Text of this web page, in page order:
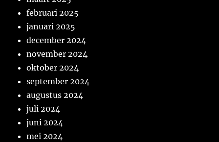
februari 2025
januari 2025
december 2024
november 2024
oktober 2024
september 2024
augustus 2024
juli 2024
juni 2024
mei 2024